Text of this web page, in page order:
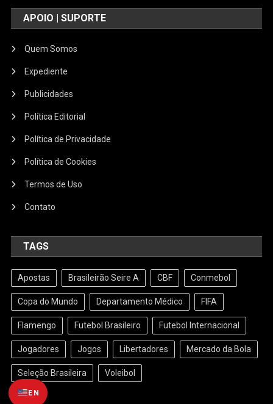
APOIO | SUPORTE
Quem Somos
Expediente
Publicidades
Política Editorial
Política de Privacidade
Política de Cookies
Termos de Uso
Contato
TAGS
Apostas Brasileirão Seire A CBF Conmebol
Copa do Mundo Departamento Médico FIFA
Flamengo Futebol Brasileiro Futebol Internacional
Jogadores Jogos Libertadores Mercado da Bola
Seleção Brasileira Voleibol
EN